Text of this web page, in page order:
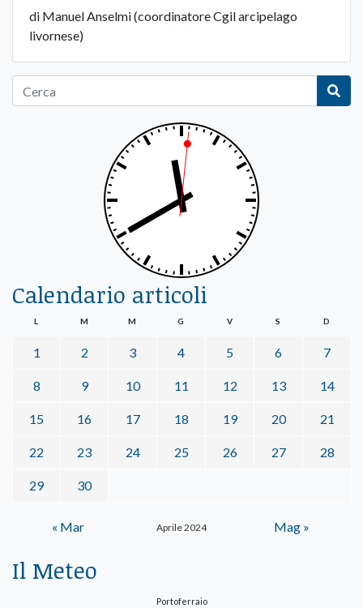
di Manuel Anselmi (coordinatore Cgil arcipelago
livornese)
Calendario articoli
Aprile 2024
L M M G V S D
1 2 3 4 5 6 7
8 9 10 11 12 13 14
15 16 17 18 19 20 21
22 23 24 25 26 27 28
29 30
« Mar Mag »
Il Meteo
Portoferraio